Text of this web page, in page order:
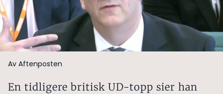
Av Aftenposten
En tidligere britisk UD-topp sier han